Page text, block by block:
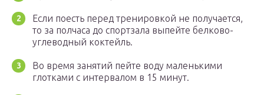
Если поесть перед тренировкой не получается,
то за полчаса до спортзала выпейте белково-
углеводный коктейль.
Во время занятий пейте воду маленькими
глотками с интервалом в 15 минут.